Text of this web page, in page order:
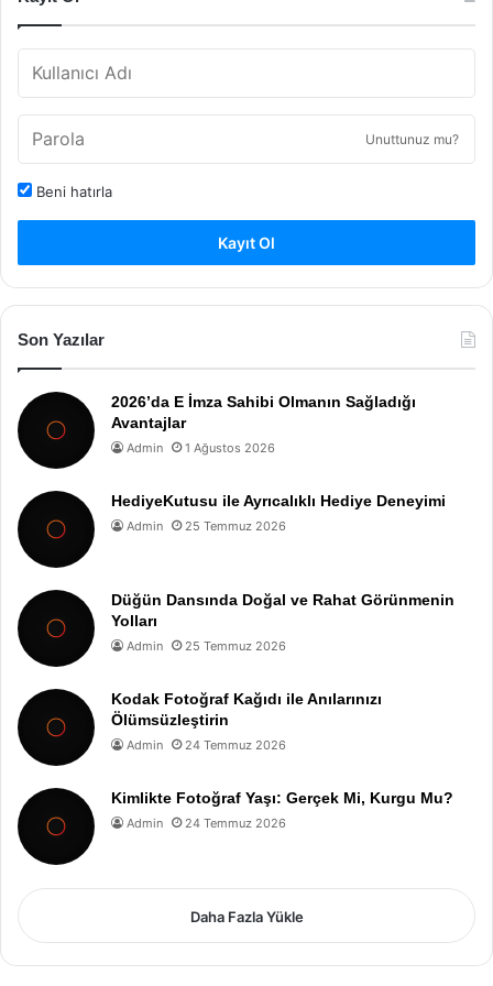
Unuttunuz mu?
Beni hatırla
Kayıt Ol
Son Yazılar
2026’da E İmza Sahibi Olmanın Sağladığı
Avantajlar
Admin 1 Ağustos 2026
HediyeKutusu ile Ayrıcalıklı Hediye Deneyimi
Admin 25 Temmuz 2026
Düğün Dansında Doğal ve Rahat Görünmenin
Yolları
Admin 25 Temmuz 2026
Kodak Fotoğraf Kağıdı ile Anılarınızı
Ölümsüzleştirin
Admin 24 Temmuz 2026
Kimlikte Fotoğraf Yaşı: Gerçek Mi, Kurgu Mu?
Admin 24 Temmuz 2026
Daha Fazla Yükle